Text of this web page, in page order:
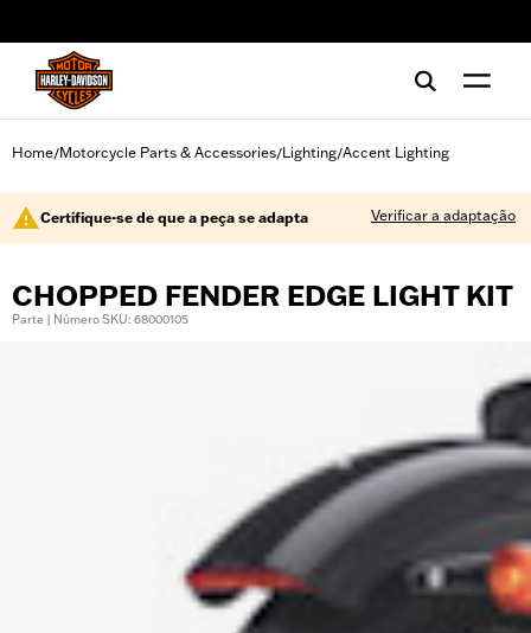
Home/Motorcycle Parts & Accessories/Lighting/Accent Lighting
Certifique-se de que a peça se adapta Verificar a adaptação
CHOPPED FENDER EDGE LIGHT KIT
Parte | Número SKU: 68000105